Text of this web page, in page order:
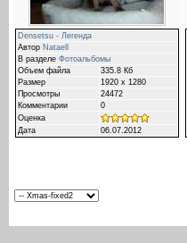
Densetsu - Легенда
Автор Nataell
В разделе Фотоальбомы
Объем файла
335.8 Кб
Размер
1920 x 1280
Просмотры
24472
Комментарии
0
Оценка
Дата
06.07.2012